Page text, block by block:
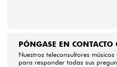
PÓNGASE EN CONTACTO
Nuestros teleconsultores
para responder todas sus